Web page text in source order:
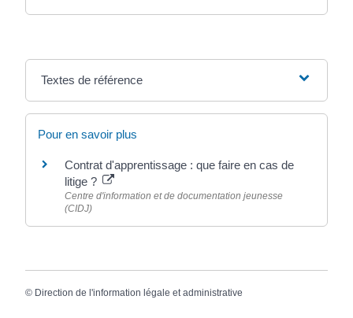
Textes de référence
Pour en savoir plus
Contrat d'apprentissage : que faire en cas de
litige ?
Centre d'information et de documentation jeunesse
(CIDJ)
© Direction de l'information légale et administrative